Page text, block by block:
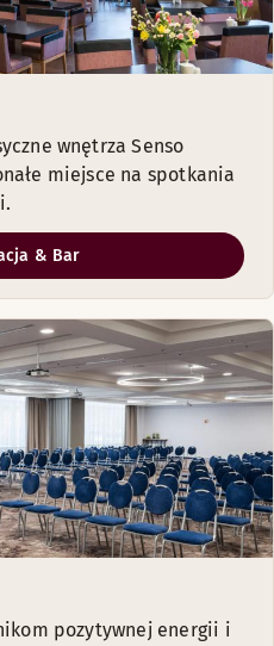
wnętrza Senso
miejsce na spotkania
& Bar
pozytywnej energii i